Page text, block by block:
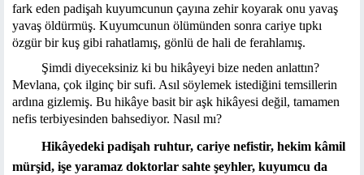
fark eden padişah kuyumcunun çayına zehir koyarak onu yavaş
yavaş öldürmüş. Kuyumcunun ölümünden sonra cariye tıpkı
özgür bir kuş gibi rahatlamış, gönlü de hali de ferahlamış.
Şimdi diyeceksiniz ki bu hikâyeyi bize neden anlattın?
Mevlana, çok ilginç bir sufi. Asıl söylemek istediğini temsillerin
ardına gizlemiş. Bu hikâye basit bir aşk hikâyesi değil, tamamen
nefis terbiyesinden bahsediyor. Nasıl mı?
Hikâyedeki padişah ruhtur, cariye nefistir, hekim kâmil
mürşid, işe yaramaz doktorlar sahte şeyhler, kuyumcu da